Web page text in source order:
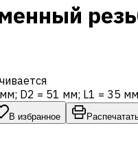
D2 = 51 мм; L1 = 35
В избранное